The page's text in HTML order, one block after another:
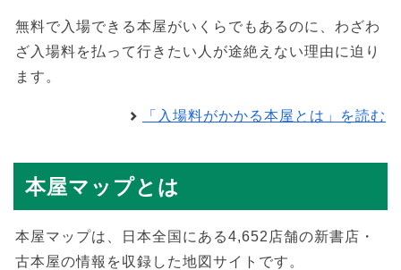
無料で入場できる本屋がいくらでもあるのに、わざわ
ざ入場料を払って行きたい人が途絶えない理由に迫り
ます。
「入場料がかかる本屋とは」を読む
本屋マップとは
本屋マップは、日本全国にある4,652店舗の新書店・
古本屋の情報を収録した地図サイトです。